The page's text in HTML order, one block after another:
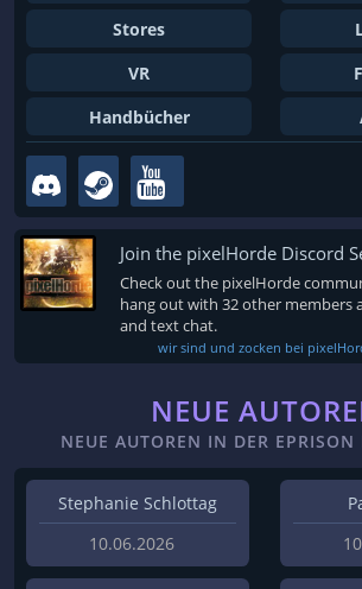
Stores
VR
Handbücher
Join the pixelHorde Discord
Check out the pixelHorde
hang out with 32 other members
and text chat.
wir sind und zocken bei
NEUE
NEUE AUTOREN IN DER EPRISON
Stephanie Schlottag
10.06.2026